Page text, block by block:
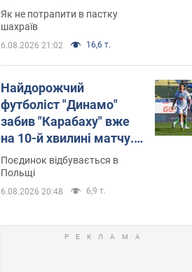
Як не потрапити в пастку
шахраїв
6.08.2026 21:02 16,6 т.
Найдорожчий
футболіст "Динамо"
забив "Карабаху" вже
на 10-й хвилині матчу.
Відео
Поєдинок відбувається в
Польщі
6.08.2026 20:48 6,9 т.